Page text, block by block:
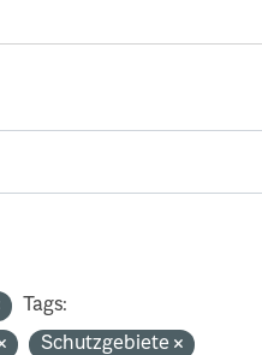
Tags:
Schutzgebiete